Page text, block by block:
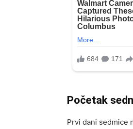
Početak
Prvi dani sedmice